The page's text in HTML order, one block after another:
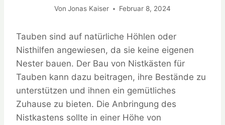
Von Jonas Kaiser Februar 8, 2024
Tauben sind auf natürliche Höhlen oder
Nisthilfen angewiesen, da sie keine eigenen
Nester bauen. Der Bau von Nistkästen für
Tauben kann dazu beitragen, ihre Bestände zu
unterstützen und ihnen ein gemütliches
Zuhause zu bieten. Die Anbringung des
Nistkastens sollte in einer Höhe von